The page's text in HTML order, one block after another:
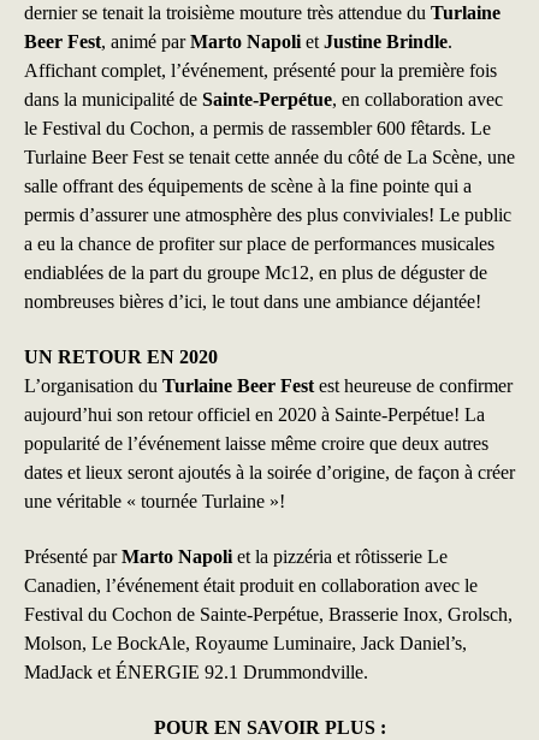
e
o
k
k
e
d
n
i
dernier se tenait la troisième mouture très attendue du Turlaine
Beer Fest, animé parMarto Napoli et Justine Brindle.
Affichant complet, l’événement, présenté pour la première fois
dans la municipalité de Sainte-Perpétue, en collaboration avec
le Festival du Cochon, a permis de rassembler 600 fêtards. Le
Turlaine Beer Fest se tenait cette année du côté de La Scène, une
salle offrant des équipements de scène à la fine pointe qui a
permis d’assurer une atmosphère des plus conviviales! Le public
a eu la chance de profiter sur place de performances musicales
endiablées de la part du groupe Mc12, en plus de déguster de
nombreuses bières d’ici, le tout dans une ambiance déjantée!
UN RETOUR EN 2020
L’organisation du Turlaine Beer Fest est heureuse de confirmer
aujourd’hui son retour officiel en 2020 à Sainte-Perpétue! La
popularité de l’événement laisse même croire que deux autres
dates et lieux seront ajoutés à la soirée d’origine, de façon à créer
une véritable « tournée Turlaine »!
Présenté parMarto Napoli et la pizzéria et rôtisserie Le
Canadien, l’événement était produit en collaboration avec le
Festival du Cochon de Sainte-Perpétue, Brasserie Inox, Grolsch,
Molson, Le BockAle, Royaume Luminaire, Jack Daniel’s,
MadJack et ÉNERGIE 92.1 Drummondville.
POUR EN SAVOIR PLUS :